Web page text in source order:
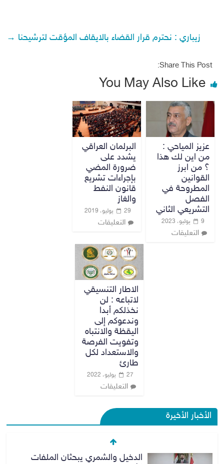
زيباري : نحترم قرار القضاء بالايقاف المؤقت لترشيحنا →
Share This Post:
You May Also Like
عزيز المياحي :
من اين لك هذا
؟ من ابرز
القوانين
المطروحة في
الفصل
التشريعي الثاني
9 يوليو، 2023
التعليقات
البرلمان العراقي
يشدد على
ضرورة المضي
بإجراءات تشريع
قانون النفط
والغاز
29 يوليو، 2019
التعليقات
الاطار التنسيقي
لاتباعه : لن
نخذلكم أبدا
وندعوكم إلى
اليقظة والانتباه
وتفويت الفرصة
والاستعداد لكل
طارئ
27 يوليو، 2022
التعليقات
الأخبار الأخيرة
الدخيل والشمري يبحثان الملفات